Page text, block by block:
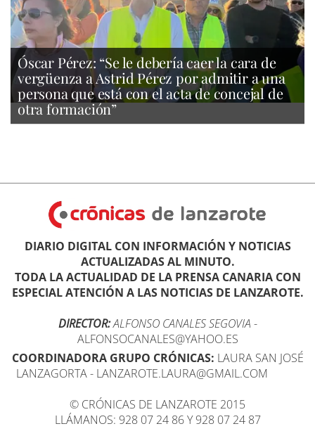
Óscar Pérez: “Se le debería caer la cara de
vergüenza a Astrid Pérez por admitir a una
persona que está con el acta de concejal de
otra formación”
DIARIO DIGITAL CON INFORMACIÓN Y NOTICIAS
ACTUALIZADAS AL MINUTO.
TODA LA ACTUALIDAD DE LA PRENSA CANARIA CON
ESPECIAL ATENCIÓN A LAS NOTICIAS DE LANZAROTE.
DIRECTOR:ALFONSO CANALES SEGOVIA -
ALFONSOCANALES@YAHOO.ES
COORDINADORA GRUPO CRÓNICAS: LAURA SAN JOSÉ
LANZAGORTA - LANZAROTE.LAURA@GMAIL.COM
© CRÓNICAS DE LANZAROTE 2015
LLÁMANOS: 928 07 24 86 Y 928 07 24 87